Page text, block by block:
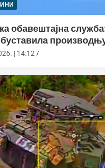
обавештајна
| 14:12